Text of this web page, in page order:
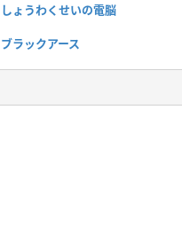
しょうわくせいの電脳
ブラックアース